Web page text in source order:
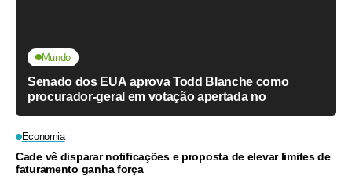
Mundo
Senado dos EUA aprova Todd Blanche como
procurador-geral em votação apertada no
Economia
Cade vê disparar notificações e proposta de elevar limites de
faturamento ganha força